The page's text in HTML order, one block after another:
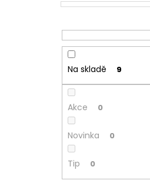
Na skladě 9
Akce 0
Novinka 0
Tip 0